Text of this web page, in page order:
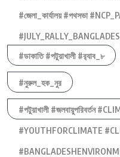
#জেলা_কার্যালয় #পথসভা
#ডাকাতি #পটুয়াখালী #র‍্যাব_৮
#নুরুল_হক_নুর
#পটুয়াখালী #জলবায়ুপরিবর্তন
#YOUTHFORCLIMATE